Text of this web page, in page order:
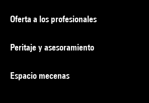
Oferta a los profesionales
Peritaje y asesoramiento
Espacio mecenas